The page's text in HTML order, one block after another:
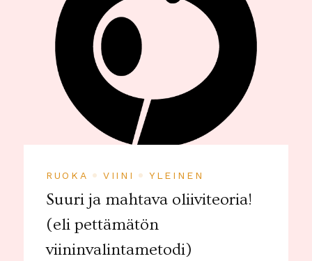
RUOKA VIINI YLEINEN
Suuri ja mahtava oliiviteoria!
(eli pettämätön
viininvalintametodi)